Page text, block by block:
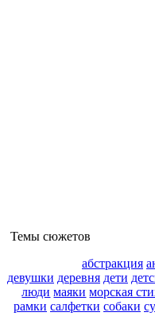
Темы сюжетов
абстракция
девушки деревня дети
люди маяки морская
рамки салфетки собаки